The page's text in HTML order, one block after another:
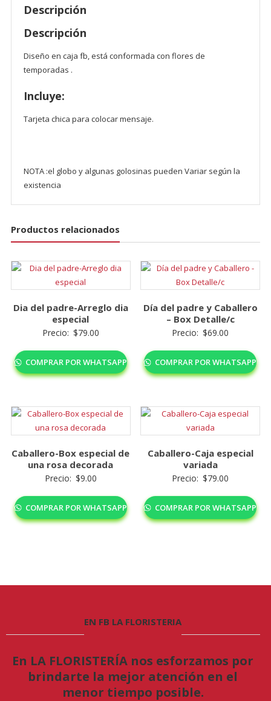
Descripción
Descripción
Diseño en caja fb, está conformada con flores de
temporadas .
Incluye:
Tarjeta chica para colocar mensaje.
NOTA :el globo y algunas golosinas pueden Variar según la
existencia
Productos relacionados
Dia del padre-Arreglo dia
especial
Precio: $79.00
COMPRAR POR WHATSAPP
Día del padre y Caballero
– Box Detalle/c
Precio: $69.00
COMPRAR POR WHATSAPP
Caballero-Box especial de
una rosa decorada
Precio: $9.00
COMPRAR POR WHATSAPP
Caballero-Caja especial
variada
Precio: $79.00
COMPRAR POR WHATSAPP
EN FB LA FLORISTERIA
En LA FLORISTERÍA nos esforzamos por
brindarte la mejor atención en el
menor tiempo posible.